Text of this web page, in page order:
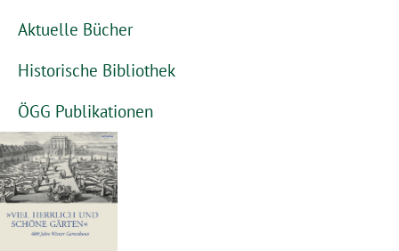
Aktuelle Bücher
Historische Bibliothek
ÖGG Publikationen